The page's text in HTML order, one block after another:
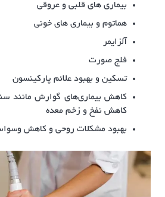
بیماری های قلبی و عروقی
هماتوم و بیماری های خونی
آلزایمر
فلج صورت
تسکین و بهبود علائم پارکینسون
کاهش بیماری‌های گوارش مانند
کاهش نفخ و زخم معده
بهبود مشکلات روحی و کاهش